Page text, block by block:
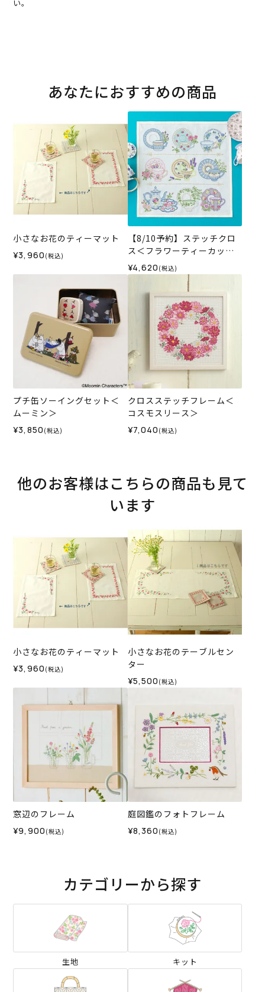
い。
あなたにおすすめの商品
小さなお花のティーマット
¥3,960 (税込)
【8/10予約】ステッチクロ
ス＜フラワーティーカップ
＞
¥4,620 (税込)
プチ缶ソーイングセット＜
ムーミン＞
¥3,850 (税込)
クロスステッチフレーム＜
コスモスリース＞
¥7,040 (税込)
他のお客様はこちらの商品も見て
います
小さなお花のティーマット
¥3,960 (税込)
小さなお花のテーブルセン
ター
¥5,500 (税込)
窓辺のフレーム
¥9,900 (税込)
庭図鑑のフォトフレーム
¥8,360 (税込)
カテゴリーから探す
生地 キット